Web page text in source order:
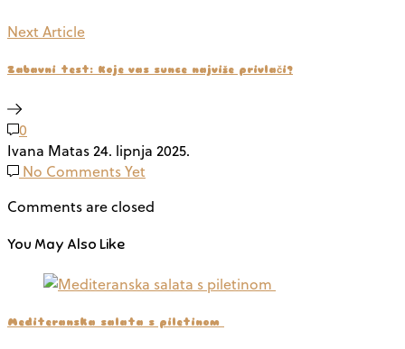
Next Article
Zabavni test: Koje vas sunce najviše privlači?
0
Ivana Matas24. lipnja 2025.
No Comments Yet
Comments are closed
You May Also Like
Mediteranska salata s piletinom